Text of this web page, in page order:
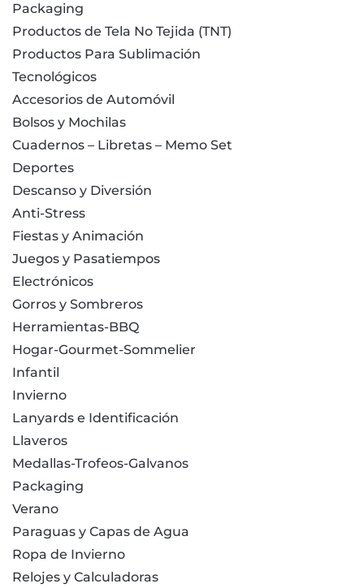
Packaging
Productos de Tela No Tejida (TNT)
Productos Para Sublimación
Tecnológicos
Accesorios de Automóvil
Bolsos y Mochilas
Cuadernos – Libretas – Memo Set
Deportes
Descanso y Diversión
Anti-Stress
Fiestas y Animación
Juegos y Pasatiempos
Electrónicos
Gorros y Sombreros
Herramientas-BBQ
Hogar-Gourmet-Sommelier
Infantil
Invierno
Lanyards e Identificación
Llaveros
Medallas-Trofeos-Galvanos
Packaging
Verano
Paraguas y Capas de Agua
Ropa de Invierno
Relojes y Calculadoras